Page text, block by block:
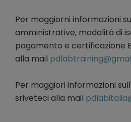
Per maggiorni informazioni
amministrative, modalità di
pagamento e certificazione
alla mail
Per maggiori informazioni
sriveteci alla mail